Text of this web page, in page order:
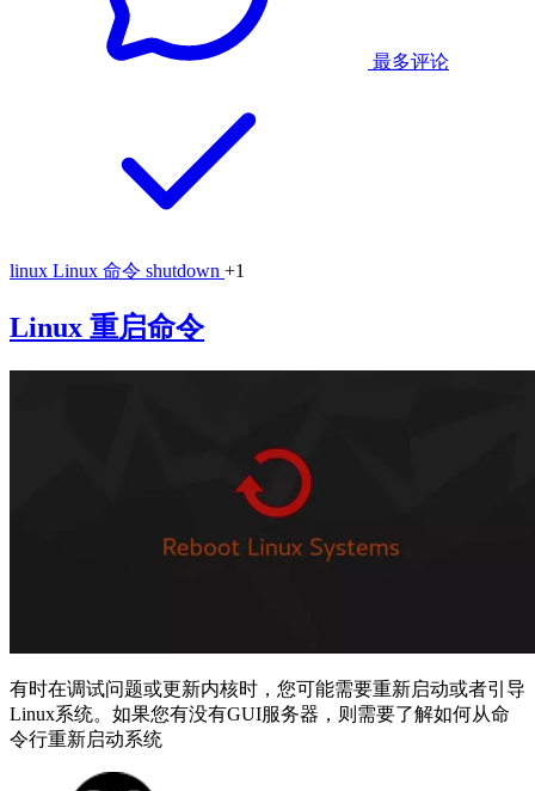
最多评论
linux Linux 命令 shutdown +1
Linux 重启命令
有时在调试问题或更新内核时，您可能需要重新启动或者引导
Linux系统。如果您有没有GUI服务器，则需要了解如何从命
令行重新启动系统